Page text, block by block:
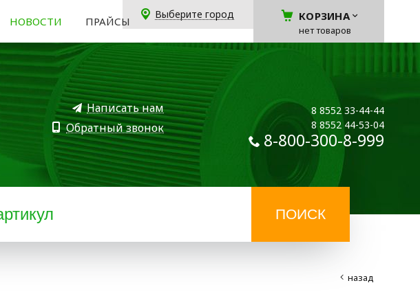
НОВОСТИ ПРАЙСЫ
Выберите город КОРЗИНА
нет товаров
Написать нам
Обратный звонок
8 8552 33-44-44
8 8552 44-53-04
8-800-300-8-999
назад